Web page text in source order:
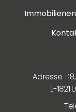
Adresse :
L-